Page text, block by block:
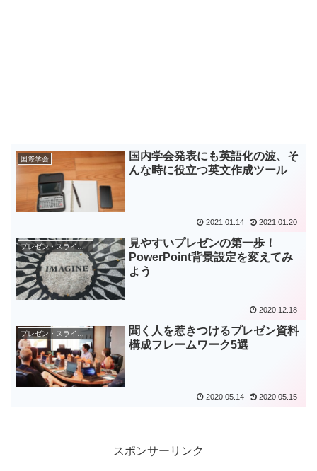
国際学会
国内学会発表にも英語化の波、そ
んな時に役立つ英文作成ツール
2021.01.14 2021.01.20
プレゼン・スライド作成
見やすいプレゼンの第一歩！
PowerPoint背景設定を変えてみ
よう
2020.12.18
プレゼン・スライド作成
聞く人を惹きつけるプレゼン資料
構成フレームワーク5選
2020.05.14 2020.05.15
スポンサーリンク